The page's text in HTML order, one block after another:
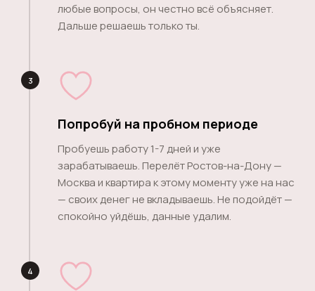
любые вопросы, он честно всё объясняет.
Дальше решаешь только ты.
3
Попробуй на пробном периоде
Пробуешь работу 1-7 дней и уже
зарабатываешь. Перелёт Ростов-на-Дону —
Москва и квартира к этому моменту уже на нас
— своих денег не вкладываешь. Не подойдёт —
спокойно уйдёшь, данные удалим.
4